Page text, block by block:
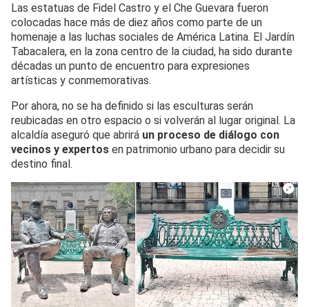
Las estatuas de Fidel Castro y el Che Guevara fueron
colocadas hace más de diez años como parte de un
homenaje a las luchas sociales de América Latina. El Jardín
Tabacalera, en la zona centro de la ciudad, ha sido durante
décadas un punto de encuentro para expresiones
artísticas y conmemorativas.
Por ahora, no se ha definido si las esculturas serán
reubicadas en otro espacio o si volverán al lugar original. La
alcaldía aseguró que abrirá un proceso de diálogo con
vecinos y expertos en patrimonio urbano para decidir su
destino final.